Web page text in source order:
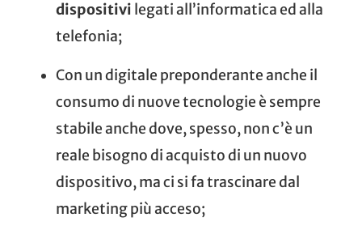
dispositivi legati all’informatica ed alla
telefonia;
Con un digitale preponderante anche il
consumo di nuove tecnologie è sempre
stabile anche dove, spesso, non c’è un
reale bisogno di acquisto di un nuovo
dispositivo, ma ci si fa trascinare dal
marketing più acceso;